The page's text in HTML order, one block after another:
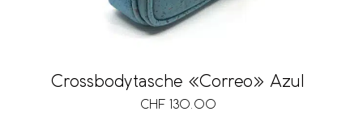
Crossbodytasche «Correo» Azul
CHF 130.00